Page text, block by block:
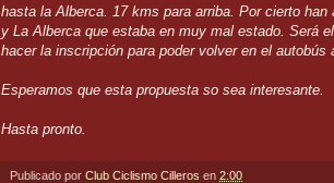
hasta la Alberca. 17 kms para arriba. Por cierto han
y La Alberca que estaba en muy mal estado. Será
hacer la inscripción para poder volver en el autobús
Esperamos que esta propuesta so sea interesante.
Hasta pronto.
Publicado por Club Ciclismo Cilleros en 2:00